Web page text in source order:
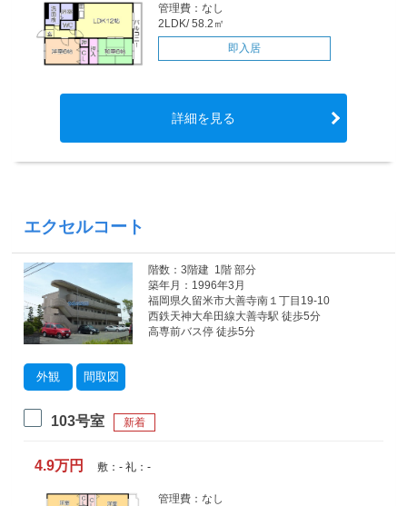
管理費：なし
2LDK/ 58.2㎡
即入居
詳細を見る
エクセルコート
外観 間取図
階数：3階建 1階 部分
築年月：1996年3月
福岡県久留米市大善寺南１丁目19-10
西鉄天神大牟田線大善寺駅 徒歩5分
高専前バス停 徒歩5分
103号室 新着
4.9万円 敷：- 礼：-
管理費：なし